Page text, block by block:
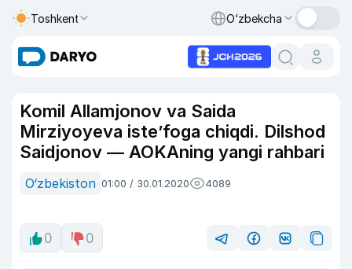
Toshkent O‘zbekcha
Komil Allamjonov va Saida
Mirziyoyeva iste’foga chiqdi. Dilshod
Saidjonov — AOKAning yangi rahbari
O‘zbekiston 01:00 / 30.01.2020 4089
0 0